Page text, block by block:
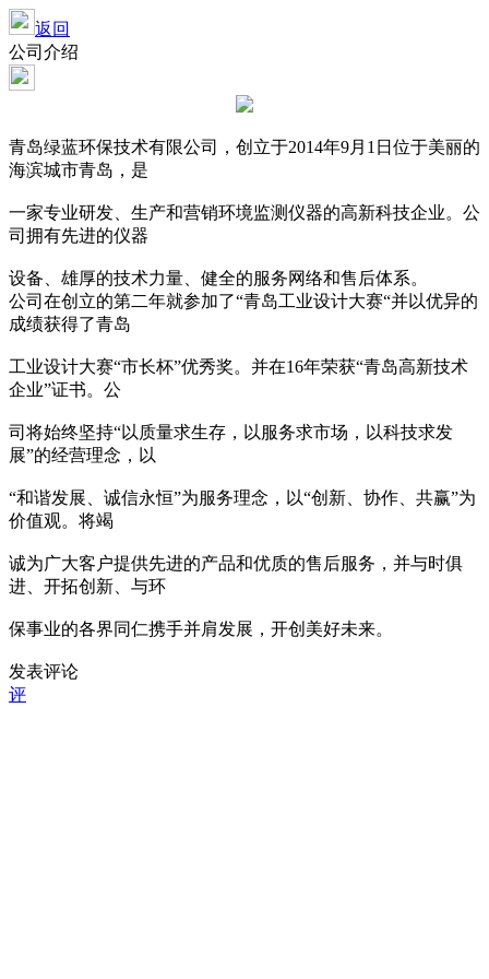
返回
公司介绍
青岛绿蓝环保技术有限公司，创立于2014年9月1日位于美丽的
海滨城市青岛，是
一家专业研发、生产和营销环境监测仪器的高新科技企业。公
司拥有先进的仪器
设备、雄厚的技术力量、健全的服务网络和售后体系。
公司在创立的第二年就参加了“青岛工业设计大赛“并以优异的
成绩获得了青岛
工业设计大赛“市长杯”优秀奖。并在16年荣获“青岛高新技术
企业”证书。公
司将始终坚持“以质量求生存，以服务求市场，以科技求发
展”的经营理念，以
“和谐发展、诚信永恒”为服务理念，以“创新、协作、共赢”为
价值观。将竭
诚为广大客户提供先进的产品和优质的售后服务，并与时俱
进、开拓创新、与环
保事业的各界同仁携手并肩发展，开创美好未来。
发表评论
评